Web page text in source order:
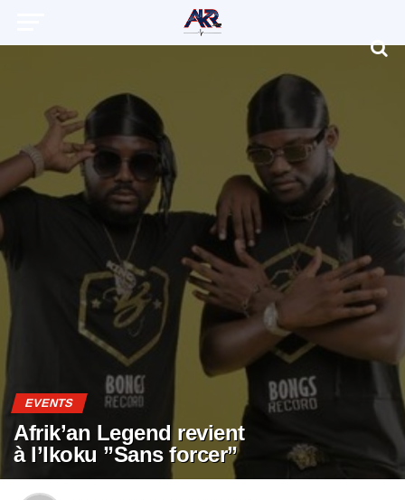
EVENTS
Afrik’an Legend revient
à l’Ikoku ”Sans forcer”